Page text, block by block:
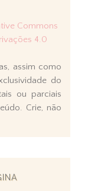
Commons
4.0
assim como
do
ou parciais
Crie, não